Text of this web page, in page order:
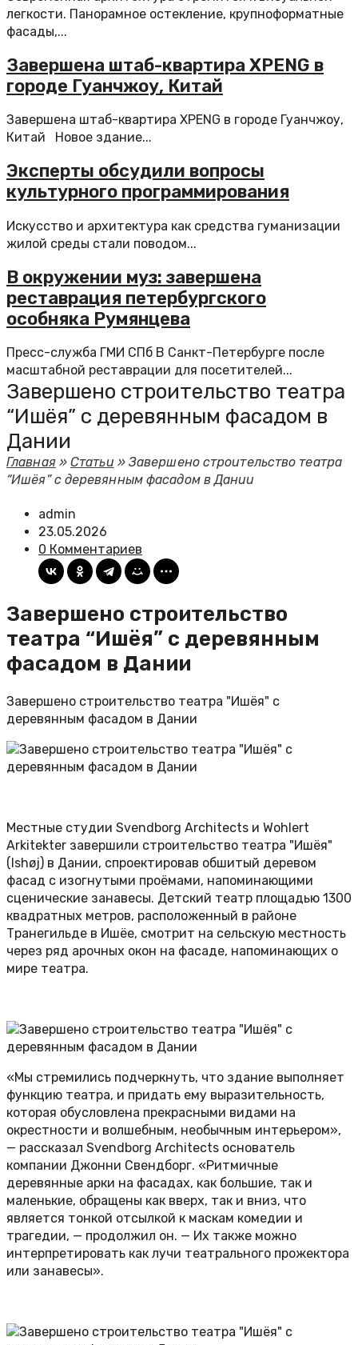
легкости. Панорамное остекление, крупноформатные
фасады,...
Завершена штаб-квартира XPENG в
городе Гуанчжоу, Китай
Завершена штаб-квартира XPENG в городе Гуанчжоу,
Китай Новое здание...
Эксперты обсудили вопросы
культурного программирования
Искусство и архитектура как средства гуманизации
жилой среды стали поводом...
В окружении муз: завершена
реставрация петербургского
особняка Румянцева
Пресс-служба ГМИ СПб В Санкт-Петербурге после
масштабной реставрации для посетителей...
Завершено строительство театра
“Ишёя” с деревянным фасадом в
Дании
Главная»Статьи » Завершено строительство театра
“Ишёя” с деревянным фасадом в Дании
admin
23.05.2026
0 Комментариев
Завершено строительство
театра “Ишёя” с деревянным
фасадом в Дании
Завершено строительство театра "Ишёя" с
деревянным фасадом в Дании
Местные студии Svendborg Architects и Wohlert
Arkitekter завершили строительство театра "Ишёя"
(Ishøj) в Дании, спроектировав обшитый деревом
фасад с изогнутыми проёмами, напоминающими
сценические занавесы. Детский театр площадью 1300
квадратных метров, расположенный в районе
Транегильде в Ишёе, смотрит на сельскую местность
через ряд арочных окон на фасаде, напоминающих о
мире театра.
«Мы стремились подчеркнуть, что здание выполняет
функцию театра, и придать ему выразительность,
которая обусловлена прекрасными видами на
окрестности и волшебным, необычным интерьером»,
— рассказал Svendborg Architects основатель
компании Джонни Свендборг. «Ритмичные
деревянные арки на фасадах, как большие, так и
маленькие, обращены как вверх, так и вниз, что
является тонкой отсылкой к маскам комедии и
трагедии, — продолжил он. — Их также можно
интерпретировать как лучи театрального прожектора
или занавесы».